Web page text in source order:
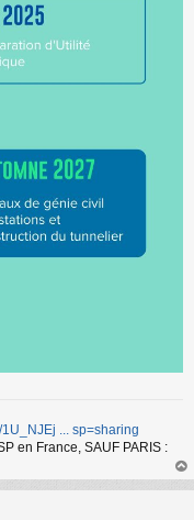
... sp=sharing
en France, SAUF PARIS :
au